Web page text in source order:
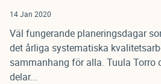
14 Jan 2020
Väl fungerande planeringsdagar
det årliga systematiska
sammanhang för alla. Tuula Torro
delar...